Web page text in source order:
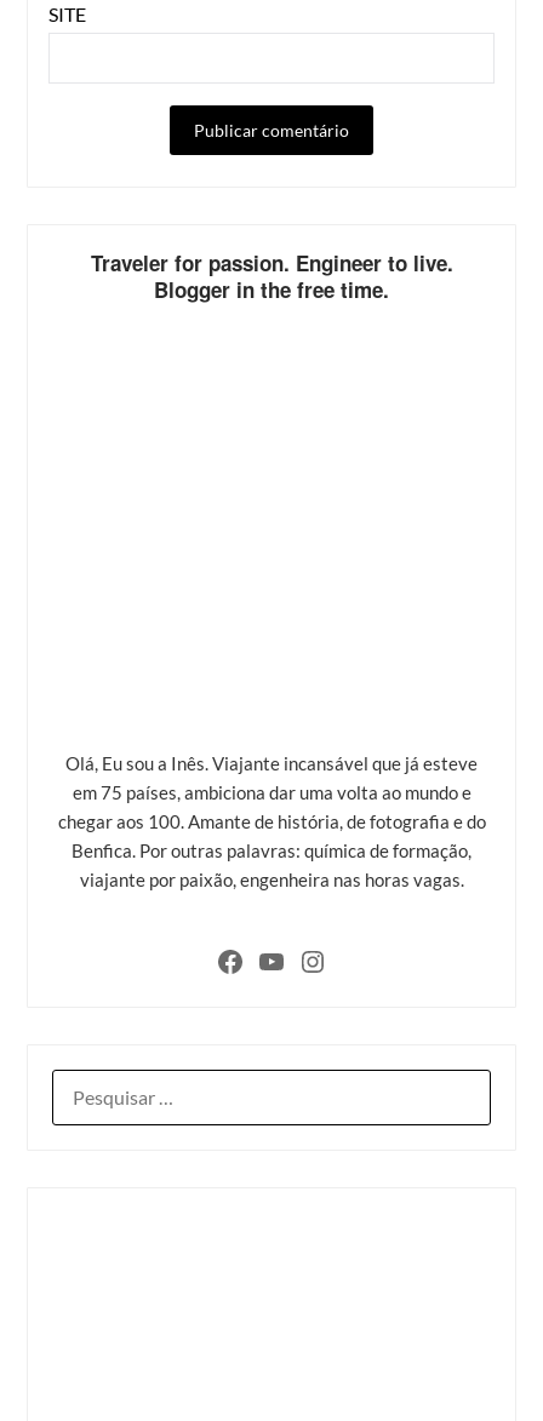
SITE
Traveler for passion. Engineer to live.
Blogger in the free time.
Olá, Eu sou a Inês. Viajante incansável que já esteve
em 75 países, ambiciona dar uma volta ao mundo e
chegar aos 100. Amante de história, de fotografia e do
Benfica. Por outras palavras: química de formação,
viajante por paixão, engenheira nas horas vagas.